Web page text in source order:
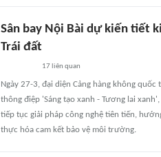
Sân bay Nội Bài dự kiến tiết
Trái đất
17 liên quan
Ngày 27-3, đại diện Cảng hàng không
thông điệp 'Sáng tạo xanh - Tương lai
tiếp tục giải pháp công nghệ tiên tiến,
thực hóa cam kết bảo vệ môi trường.